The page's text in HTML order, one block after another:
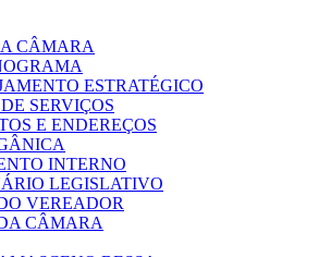
CÂMARA
ESTRATÉGICO
SERVIÇOS
E ENDEREÇOS
INTERNO
LEGISLATIVO
VEREADOR
CÂMARA